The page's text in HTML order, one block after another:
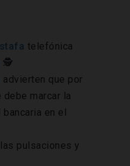
telefónica
🕵
advierten que por
debe marcar la
en el
pulsaciones y